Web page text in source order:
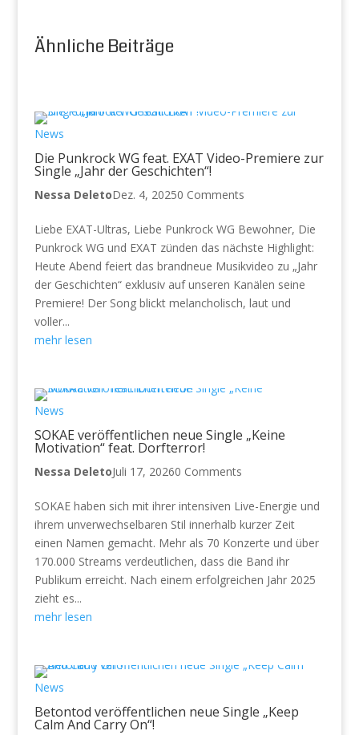
Ähnliche Beiträge
News
Die Punkrock WG feat. EXAT Video-Premiere zur
Single „Jahr der Geschichten“!
Nessa DeletoDez. 4, 20250 Comments
Liebe EXAT-Ultras, Liebe Punkrock WG Bewohner, Die
Punkrock WG und EXAT zünden das nächste Highlight:
Heute Abend feiert das brandneue Musikvideo zu „Jahr
der Geschichten“ exklusiv auf unseren Kanälen seine
Premiere! Der Song blickt melancholisch, laut und
voller...
mehr lesen
News
SOKAE veröffentlichen neue Single „Keine
Motivation“ feat. Dorfterror!
Nessa DeletoJuli 17, 20260 Comments
SOKAE haben sich mit ihrer intensiven Live-Energie und
ihrem unverwechselbaren Stil innerhalb kurzer Zeit
einen Namen gemacht. Mehr als 70 Konzerte und über
170.000 Streams verdeutlichen, dass die Band ihr
Publikum erreicht. Nach einem erfolgreichen Jahr 2025
zieht es...
mehr lesen
News
Betontod veröffentlichen neue Single „Keep
Calm And Carry On“!